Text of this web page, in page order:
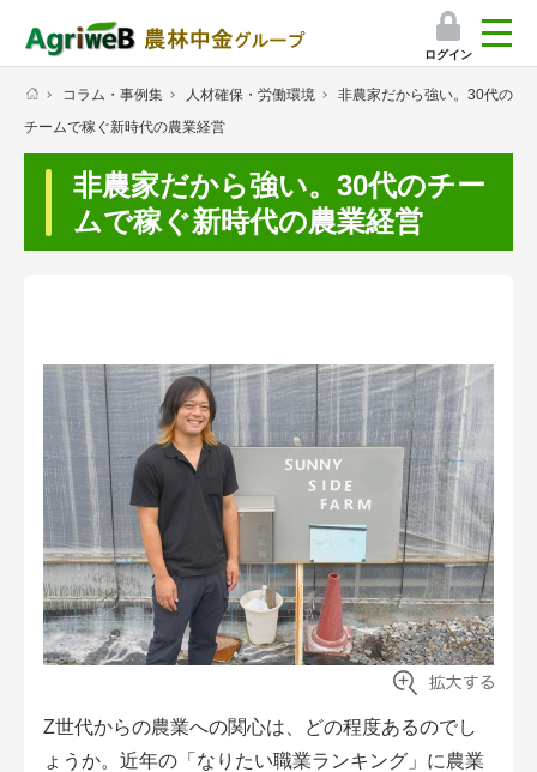
ログイン
検索
マイページ
プレミアムサービス
プレミアムサービスのご紹介
栽培アシストAI
挑戦者たちの奮闘記
会員限定コンテンツ（無料）
会員登録無料 アグリウェブの使い方
AgriweBダイレクトメッセージ
イベント・プロジェクト掲示板
経営アシストチャット
コラム・事例集 人材確保・労働環境
非農家だから強い。30代の
チームで稼ぐ新時代の農業経営
非農家だから強い。30代のチー
ムで稼ぐ新時代の農業経営
Z世代からの農業への関心は、どの程度あるのでし
ょうか。近年の「なりたい職業ランキング」に農業